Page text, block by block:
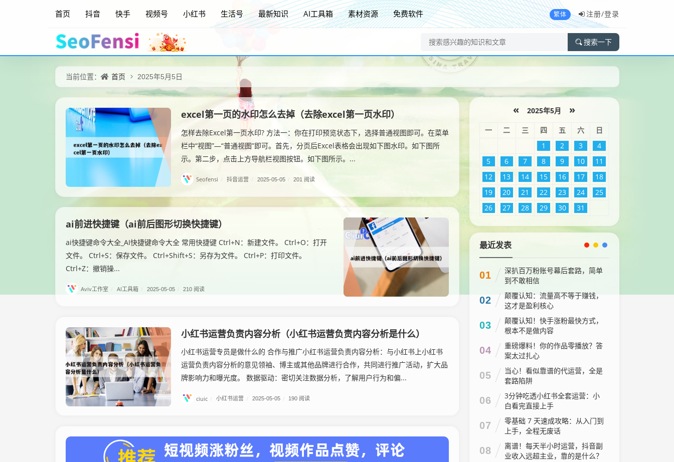
首页 抖音 快手 视频号 小红书 生活号 最新知识 AI工具箱 素材资源 免费软件 繁体 注册/登录
搜索一下
当前位置： 首页 2025年5月5日
excel第一页的水印怎么去掉（去除excel第一页水印）
怎样去除Excel第一页水印? 方法一：你在打印预览状态下，选择普通视图即可。在菜单
栏中“视图”—“普通视图”即可。首先，分页后Excel表格会出现如下图水印。如下图所
示。第二步，点击上方导航栏视图按钮。如下图所示。...
Seofensi 抖音运营 2025-05-05 201 阅读
ai前进快捷键（ai前后图形切换快捷键）
ai快捷键命令大全_AI快捷键命令大全 常用快捷键 Ctrl+N：新建文件。 Ctrl+O：打开
文件。 Ctrl+S：保存文件。 Ctrl+Shift+S：另存为文件。 Ctrl+P：打印文件。
Ctrl+Z：撤销操...
Aviv工作室 AI工具箱 2025-05-05 210 阅读
小红书运营负责内容分析（小红书运营负责内容分析是什么）
小红书运营专员是做什么的 合作与推广小红书运营负责内容分析：与小红书上小红书
运营负责内容分析的意见领袖、博主或其他品牌进行合作，共同进行推广活动，扩大品
牌影响力和曝光度。 数据驱动：密切关注数据分析，了解用户行为和偏...
ciuic 小红书运营 2025-05-05 190 阅读
« 2025年5月 »
一 二 三 四 五 六 日
1 2 3
4
5
6 7 8 9 10
11
12
13 14 15 16 17
18
19
20 21 22 23 24
25
26
27 28 29 30 31
最近发表
01
深扒百万粉账号幕后套路，简单
到不敢相信
02
颠覆认知：流量高不等于赚钱，
这才是盈利核心
03
颠覆认知！快手涨粉最快方式，
根本不是做内容
04
重磅爆料！你的作品零播放？答
案太过扎心
05
当心！看似靠谱的代运营，全是
套路陷阱
06
3分钟吃透小红书全套运营：小
白看完直接上手
07
零基础 7 天速成攻略：从入门到
上手，全程无废话
08
离谱！每天半小时运营，抖音副
业收入远超主业，靠的是什么？